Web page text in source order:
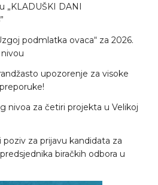
„KLADUŠKI DANI
podmlatka ovaca“ za 2026.
upozorenje za visoke
nivoa za četiri projekta u Velikoj
poziv za prijavu kandidata za
biračkih odbora u